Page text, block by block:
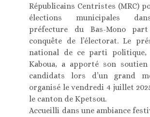
Républicains Centristes (MRC)
élections municipales
préfecture du Bas-Mono
conquête de l’électorat. Le
national de ce parti politique,
Kaboua, a apporté son soutien
candidats lors d’un grand
organisé le vendredi 4 juillet
le canton de Kpetsou.
Accueilli dans une ambiance